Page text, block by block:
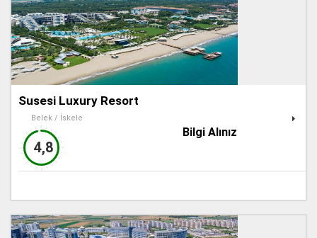
Susesi Luxury Resort
Belek / İskele
4,8
Bilgi Alınız